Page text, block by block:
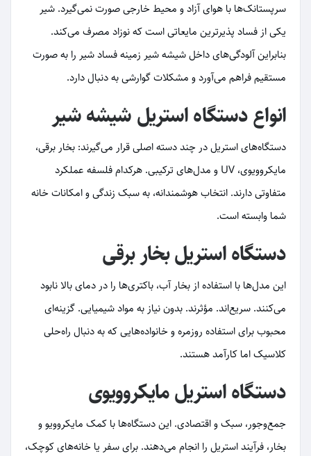
سرپستانک‌ها با هوای آزاد و محیط خارجی صورت نمی‌گیرد. شیر
یکی از فساد پذیرترین مایعاتی است که نوزاد مصرف می‌کند.
بنابراین آلودگی‌های داخل شیشه شیر زمینه فساد شیر را به صورت
مستقیم فراهم می‌آورد و مشکلات گوارشی به دنبال دارد.
انواع دستگاه استریل شیشه شیر
دستگاه‌های استریل در چند دسته اصلی قرار می‌گیرند: بخار برقی،
مایکروویوی، UV و مدل‌های ترکیبی. هرکدام فلسفه عملکرد
متفاوتی دارند. انتخاب هوشمندانه، به سبک زندگی و امکانات خانه
شما وابسته است.
دستگاه استریل بخار برقی
این مدل‌ها با استفاده از بخار آب، باکتری‌ها را در دمای بالا نابود
می‌کنند. سریع‌اند. مؤثرند. بدون نیاز به مواد شیمیایی. گزینه‌ای
محبوب برای استفاده روزمره و خانواده‌هایی که به دنبال راه‌حلی
کلاسیک اما کارآمد هستند.
دستگاه استریل مایکروویوی
جمع‌وجور، سبک و اقتصادی. این دستگاه‌ها با کمک مایکروویو و
بخار، فرآیند استریل را انجام می‌دهند. برای سفر یا خانه‌های کوچک،